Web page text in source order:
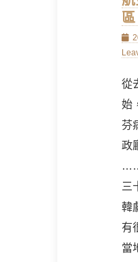
on
從
始
芬
政
……
三
韓
有
當